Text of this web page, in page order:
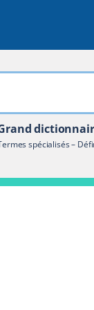
dans tout le site
spécialisés –